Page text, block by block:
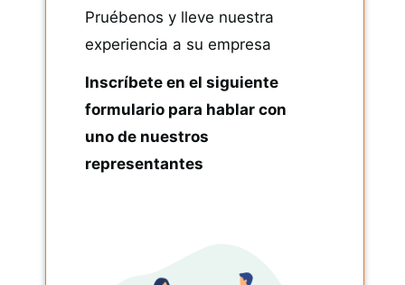
Pruébenos y lleve nuestra
experiencia a su empresa
Inscríbete en el siguiente
formulario para hablar con
uno de nuestros
representantes